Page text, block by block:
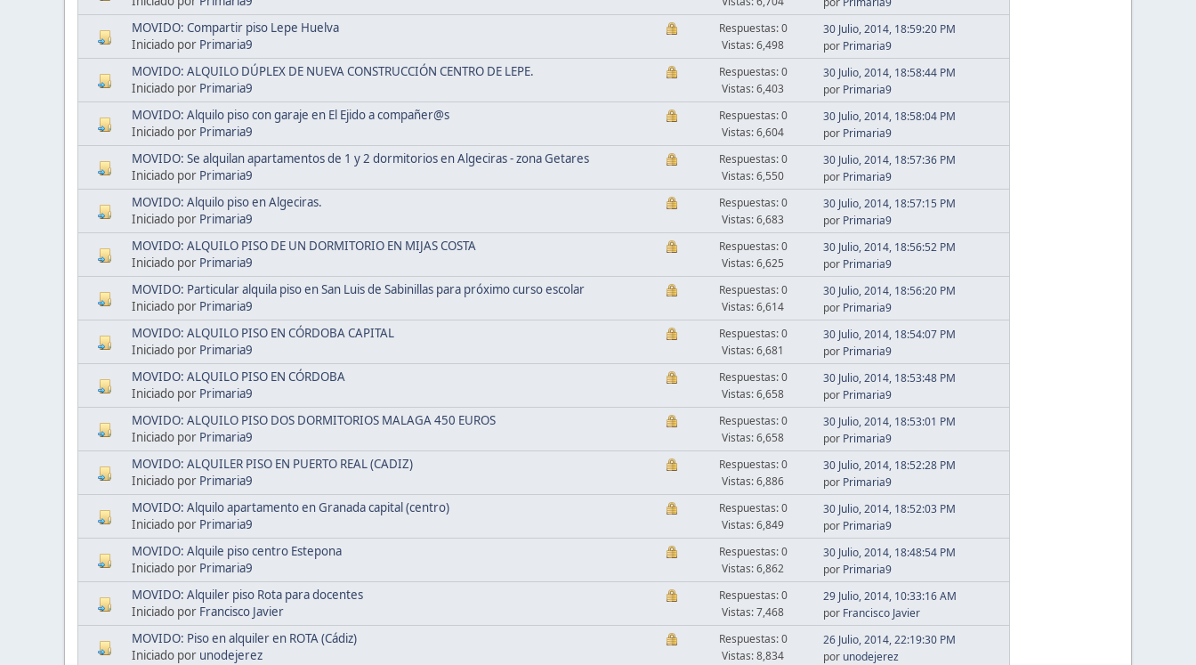
MOVIDO: Compartir piso Lepe Huelva
Iniciado por Primaria9
Respuestas: 0
Vistas: 6,498
30 Julio, 2014, 18:59:20 PM
por Primaria9
MOVIDO: ALQUILO DÚPLEX DE NUEVA CONSTRUCCIÓN CENTRO DE LEPE.
Iniciado por Primaria9
Respuestas: 0
Vistas: 6,403
30 Julio, 2014, 18:58:44 PM
por Primaria9
MOVIDO: Alquilo piso con garaje en El Ejido a compañer@s
Iniciado por Primaria9
Respuestas: 0
Vistas: 6,604
30 Julio, 2014, 18:58:04 PM
por Primaria9
MOVIDO: Se alquilan apartamentos de 1 y 2 dormitorios en Algeciras - zona Getares
Iniciado por Primaria9
Respuestas: 0
Vistas: 6,550
30 Julio, 2014, 18:57:36 PM
por Primaria9
MOVIDO: Alquilo piso en Algeciras.
Iniciado por Primaria9
Respuestas: 0
Vistas: 6,683
30 Julio, 2014, 18:57:15 PM
por Primaria9
MOVIDO: ALQUILO PISO DE UN DORMITORIO EN MIJAS COSTA
Iniciado por Primaria9
Respuestas: 0
Vistas: 6,625
30 Julio, 2014, 18:56:52 PM
por Primaria9
MOVIDO: Particular alquila piso en San Luis de Sabinillas para próximo curso escolar
Iniciado por Primaria9
Respuestas: 0
Vistas: 6,614
30 Julio, 2014, 18:56:20 PM
por Primaria9
MOVIDO: ALQUILO PISO EN CÓRDOBA CAPITAL
Iniciado por Primaria9
Respuestas: 0
Vistas: 6,681
30 Julio, 2014, 18:54:07 PM
por Primaria9
MOVIDO: ALQUILO PISO EN CÓRDOBA
Iniciado por Primaria9
Respuestas: 0
Vistas: 6,658
30 Julio, 2014, 18:53:48 PM
por Primaria9
MOVIDO: ALQUILO PISO DOS DORMITORIOS MALAGA 450 EUROS
Iniciado por Primaria9
Respuestas: 0
Vistas: 6,658
30 Julio, 2014, 18:53:01 PM
por Primaria9
MOVIDO: ALQUILER PISO EN PUERTO REAL (CADIZ)
Iniciado por Primaria9
Respuestas: 0
Vistas: 6,886
30 Julio, 2014, 18:52:28 PM
por Primaria9
MOVIDO: Alquilo apartamento en Granada capital (centro)
Iniciado por Primaria9
Respuestas: 0
Vistas: 6,849
30 Julio, 2014, 18:52:03 PM
por Primaria9
MOVIDO: Alquile piso centro Estepona
Iniciado por Primaria9
Respuestas: 0
Vistas: 6,862
30 Julio, 2014, 18:48:54 PM
por Primaria9
MOVIDO: Alquiler piso Rota para docentes
Iniciado por Francisco Javier
Respuestas: 0
Vistas: 7,468
29 Julio, 2014, 10:33:16 AM
por Francisco Javier
MOVIDO: Piso en alquiler en ROTA (Cádiz)
Iniciado por unodejerez
Respuestas: 0
Vistas: 8,834
26 Julio, 2014, 22:19:30 PM
por unodejerez